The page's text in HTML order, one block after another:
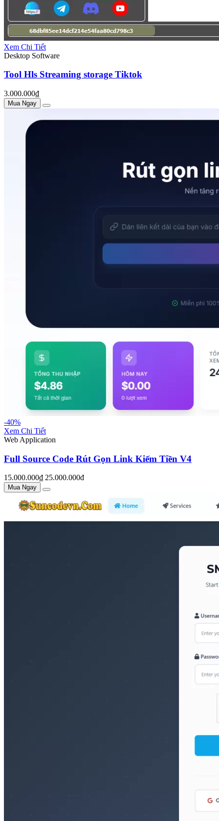
Xem Chi Tiết
Desktop Software
Tool Hls Streaming storage Tiktok
3.000.000₫
Mua Ngay
-40%
Xem Chi Tiết
Web Application
Full Source Code Rút Gọn Link Kiếm Tiền V4
15.000.000₫ 25.000.000đ
Mua Ngay